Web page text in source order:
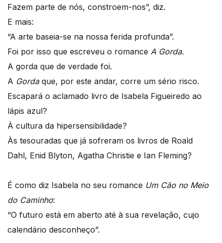
Fazem parte de nós, constroem-nos”, diz.
E mais:
“A arte baseia-se na nossa ferida profunda”.
Foi por isso que escreveu o romance A Gorda.
A gorda que de verdade foi.
A Gordaque, por este andar, corre um sério risco.
Escapará o aclamado livro de Isabela Figueiredo ao
lápis azul?
À cultura da hipersensibilidade?
Às tesouradas que já sofreram os livros de Roald
Dahl, Enid Blyton, Agatha Christie e Ian Fleming?
É como diz Isabela no seu romance Um Cão no Meio
do Caminho:
“O futuro está em aberto até à sua revelação, cujo
calendário desconheço”.